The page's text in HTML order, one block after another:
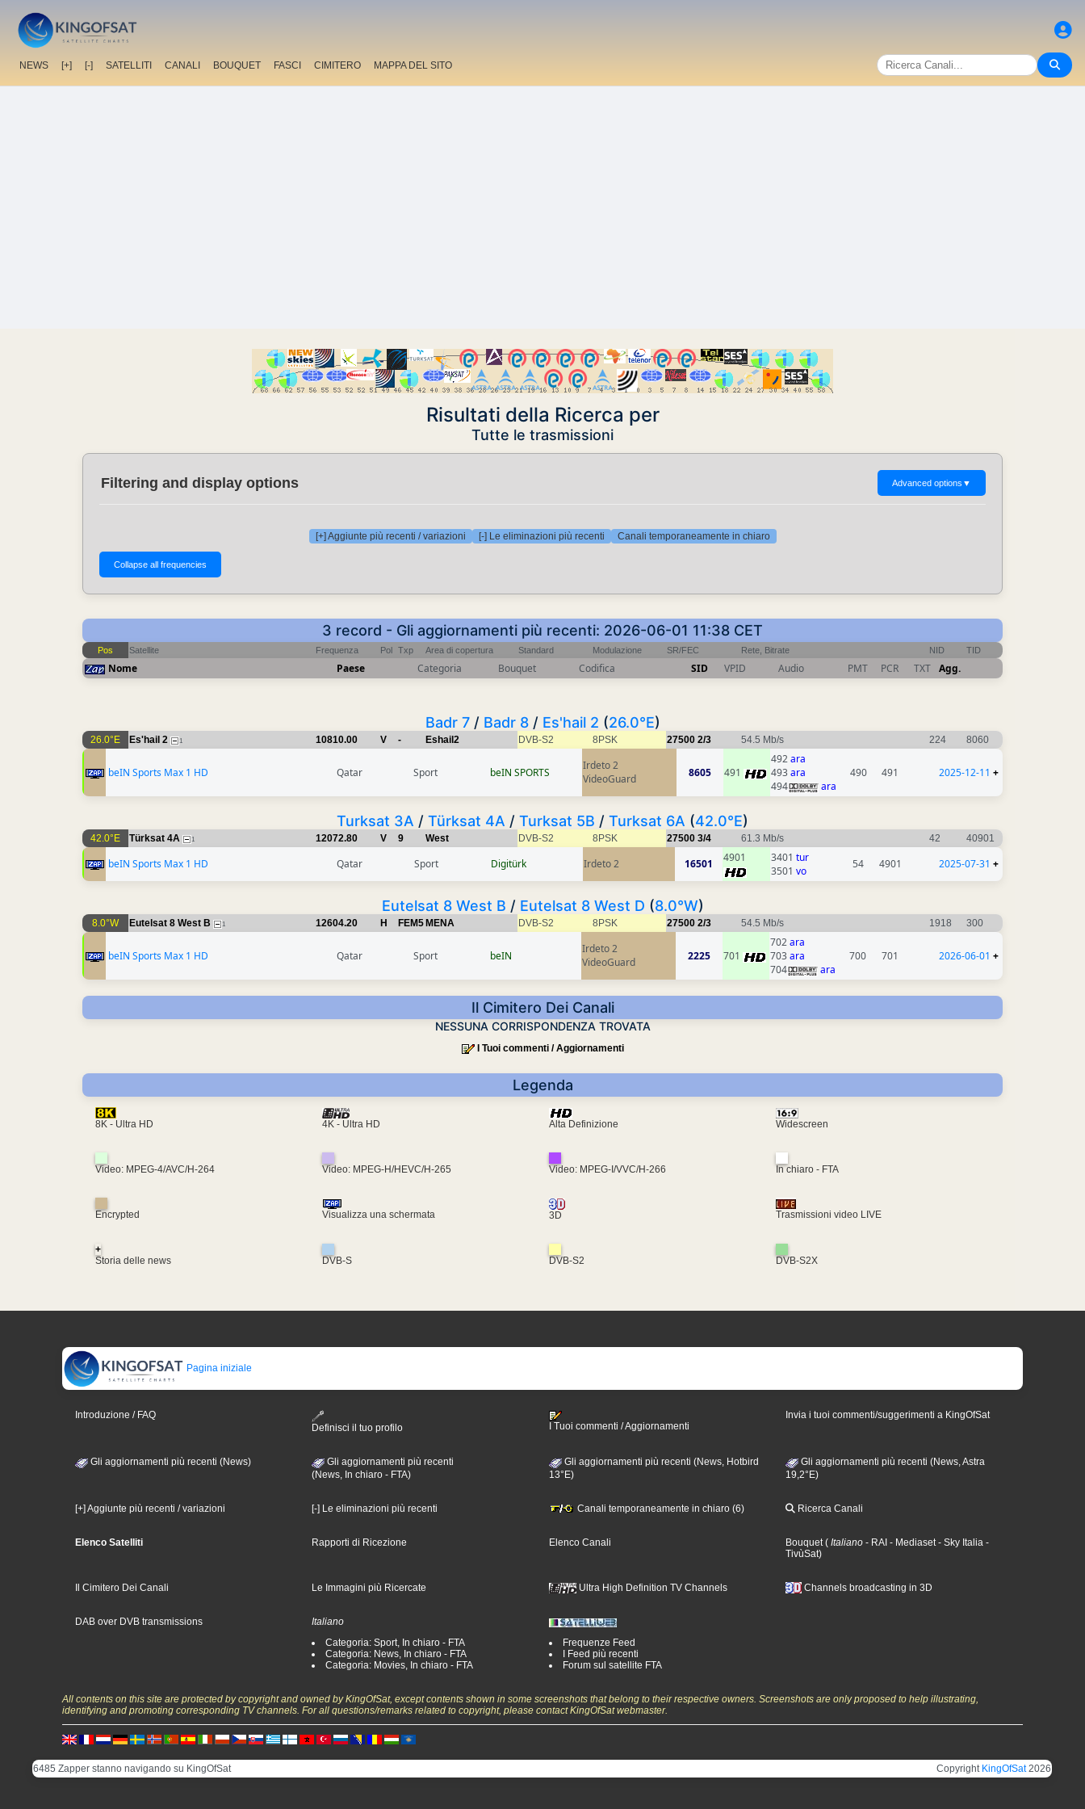
NEWS [+] [-] SATELLITI CANALI BOUQUET FASCI CIMITERO MAPPA DEL SITO
Risultati della Ricerca per
Tutte le trasmissioni
Filtering and display options Advanced options ▼
[+] Aggiunte più recenti / variazioni [-] Le eliminazioni più recenti Canali temporaneamente in chiaro
3 record - Gli aggiornamenti più recenti: 2026-06-01 11:38 CET
Pos Satellite Frequenza Pol Txp Area di copertura Standard Modulazione SR/FEC Rete, Bitrate NID TID
Nome Paese Categoria Bouquet Codifica SID VPID Audio PMT PCR TXT Agg.
Badr 7/ Badr 8/ Es'hail 2 (26.0°E)
26.0°E Es'hail 2 1 10810.00 V - Eshail2 DVB-S2 8PSK 27500 2/3 54.5 Mb/s 224 8060
beIN Sports Max 1 HD Qatar Sport beIN SPORTS
Irdeto 2
VideoGuard
8605 491
492ara
493ara
494
ara
490 491 2025-12-11 +
Turksat 3A / Türksat 4A / Turksat 5B / Turksat 6A (42.0°E)
42.0°E Türksat 4A 1 12072.80 V 9 West DVB-S2 8PSK 27500 3/4 61.3 Mb/s 42 40901
beIN Sports Max 1 HD Qatar Sport Digitürk Irdeto 2 16501 4901 3401 tur
3501 vo
54 4901 2025-07-31 +
Eutelsat 8 West B / Eutelsat 8 West D (8.0°W)
8.0°W Eutelsat 8 West B 1 12604.20 H FEM5 MENA DVB-S2 8PSK 27500 2/3 54.5 Mb/s 1918 300
beIN Sports Max 1 HD Qatar Sport beIN
Irdeto 2
VideoGuard
2225 701
702ara
703ara
704
ara
700 701 2026-06-01 +
Il Cimitero Dei Canali
NESSUNA CORRISPONDENZA TROVATA
I Tuoi commenti / Aggiornamenti
Legenda
8K - Ultra HD 4K - Ultra HD Alta Definizione Widescreen
Video: MPEG-4/AVC/H-264 Video: MPEG-H/HEVC/H-265 Video: MPEG-I/VVC/H-266 In chiaro - FTA
Encrypted Visualizza una schermata 3D Trasmissioni video LIVE
+
Storia delle news
DVB-S DVB-S2 DVB-S2X
Pagina iniziale
Introduzione / FAQ
Definisci il tuo profilo
I Tuoi commenti / Aggiornamenti
Invia i tuoi commenti/suggerimenti a KingOfSat
Gli aggiornamenti più recenti (News)
Gli aggiornamenti più recenti
(News, In chiaro - FTA)
Gli aggiornamenti più recenti (News, Hotbird
13°E)
Gli aggiornamenti più recenti (News, Astra
19,2°E)
[+] Aggiunte più recenti / variazioni [-] Le eliminazioni più recenti Canali temporaneamente in chiaro (6) Ricerca Canali
Elenco Satelliti Rapporti di Ricezione Elenco Canali Bouquet ( Italiano - RAI - Mediaset - Sky Italia -
TivùSat)
Il Cimitero Dei Canali Le Immagini più Ricercate Ultra High Definition TV Channels Channels broadcasting in 3D
DAB over DVB transmissions
Italiano
Categoria: Sport, In chiaro - FTA
Categoria: News, In chiaro - FTA
Categoria: Movies, In chiaro - FTA
Frequenze Feed
I Feed più recenti
Forum sul satellite FTA
All contents on this site are protected by copyright and owned by KingOfSat, except contents shown in some screenshots that belong to their respective owners. Screenshots are only proposed to help illustrating,
identifying and promoting corresponding TV channels. For all questions/remarks related to copyright, please contact KingOfSat webmaster.
6485 Zapper stanno navigando su KingOfSat Copyright KingOfSat2026